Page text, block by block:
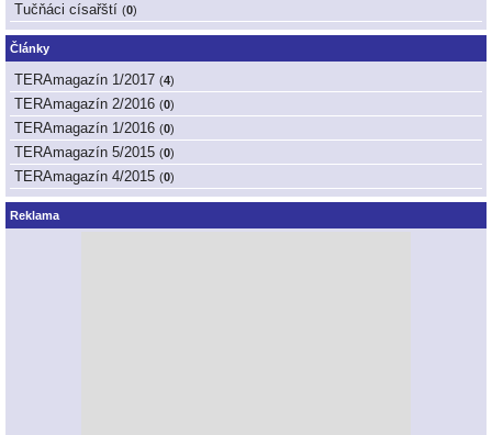
Tučňáci císařští (0)
Články
TERAmagazín 1/2017 (4)
TERAmagazín 2/2016 (0)
TERAmagazín 1/2016 (0)
TERAmagazín 5/2015 (0)
TERAmagazín 4/2015 (0)
Reklama